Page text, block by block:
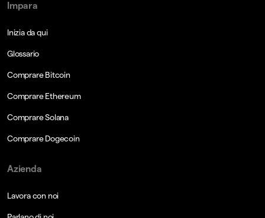
Impara
Inizia da qui
Glossario
Comprare Bitcoin
Comprare Ethereum
Comprare Solana
Comprare Dogecoin
Azienda
Lavora con noi